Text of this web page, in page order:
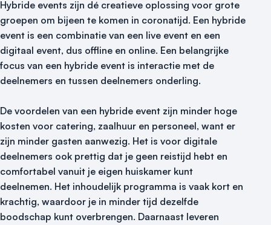
Hybride events zijn dé creatieve oplossing voor grote
groepen om bijeen te komen in coronatijd. Een hybride
event is een combinatie van een live event en een
digitaal event, dus offline en online. Een belangrijke
focus van een hybride event is interactie met de
deelnemers en tussen deelnemers onderling.
De voordelen van een hybride event zijn minder hoge
kosten voor catering, zaalhuur en personeel, want er
zijn minder gasten aanwezig. Het is voor digitale
deelnemers ook prettig dat je geen reistijd hebt en
comfortabel vanuit je eigen huiskamer kunt
deelnemen. Het inhoudelijk programma is vaak kort en
krachtig, waardoor je in minder tijd dezelfde
boodschap kunt overbrengen. Daarnaast leveren